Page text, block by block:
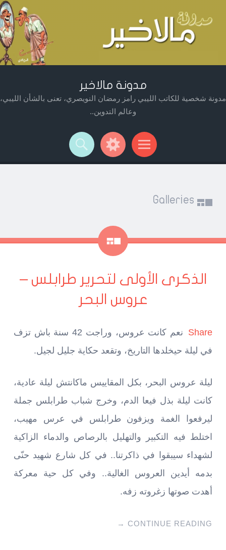
مدونة مالاخير
مدونة شخصية للكاتب الليبي رامز رمضان النويصري، تعنى بالشأن الليبي،
وعالم التدوين..
Menu
Widgets
Search
Galleries
معرض
الذكرى الأولى لتحرير طرابلس –
عروس البحر
Share
نعم كانت عروس، وراجت 42 سنة باش تزف
في ليلة حيخلدها التاريخ، وتقعد حكاية جليل لجيل.
ليلة عروس البحر، بكل المقاييس ماكانتش ليلة عادية،
كانت ليلة بذل فيعا الدم، وخرج شباب طرابلس جملة
ليرفعوا الغمة ويزفون طرابلس في عرس مهيب،
اختلط فيه التكبير والتهليل بالرصاص والدماء الزاكية
لشهداء سيبقوا في ذاكرتنا.. في كل شارع شهيد حنّى
بدمه أيدين العروس الغالية.. وفي كل حية معركة
أهدت صوتها زغروته زفه.
CONTINUE READING
→